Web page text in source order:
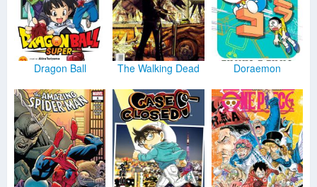
Dragon Ball The Walking Dead Doraemon